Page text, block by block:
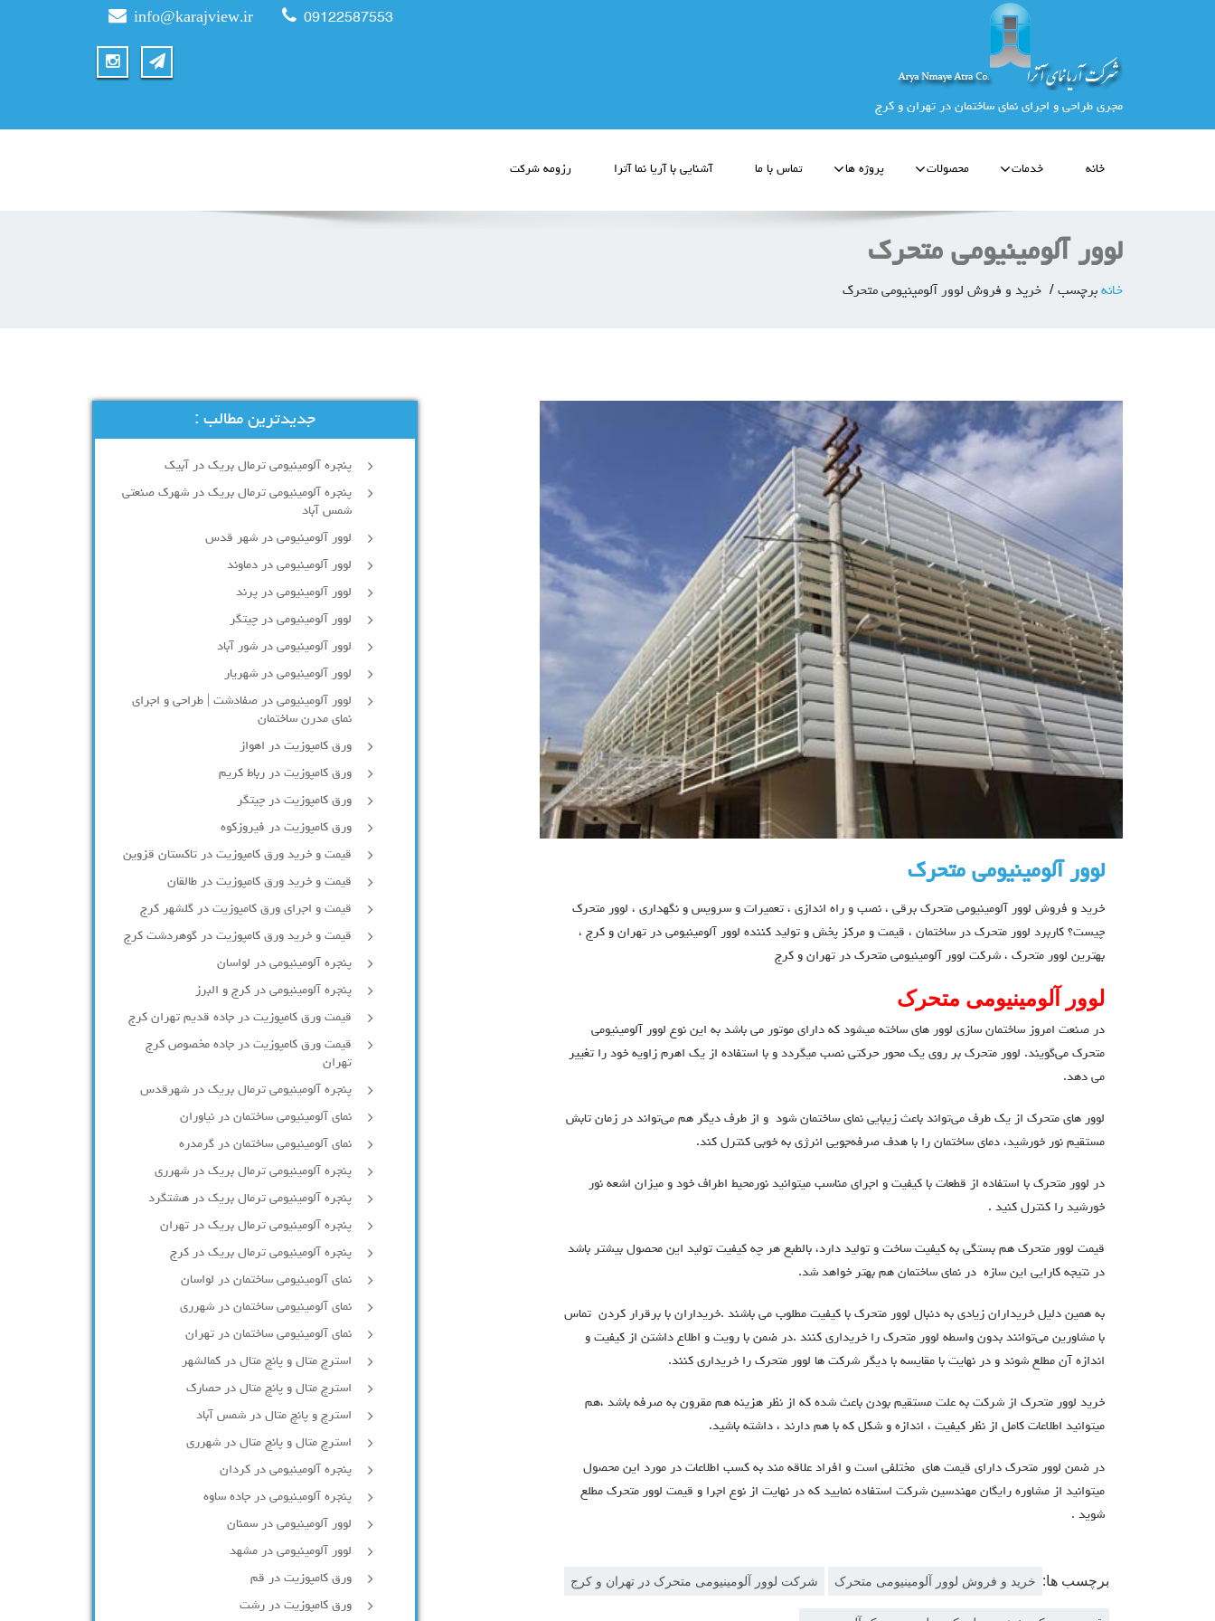
مجری طراحی و اجرای نمای ساختمان در تهران و کرج
info@karajview.ir 09122587553
خانه خدمات محصولات پروژه ها تماس با ما آشنایی با آریا نما آترا رزومه شرکت
لوور آلومینیومی متحرک
خانه برچسب خرید و فروش لوور آلومینیومی متحرک
لوور آلومینیومی متحرک
خرید و فروش لوور آلومینیومی متحرک برقی ، نصب و راه اندازی ، تعمیرات و سرویس و نگهداری ، لوور متحرک
چیست؟ کاربرد لوور متحرک در ساختمان ، قیمت و مرکز پخش و تولید کننده لوور آلومینیومی در تهران و کرج ،
بهترین لوور متحرک ، شرکت لوور آلومینیومی متحرک در تهران و کرج
لوور آلومینیومی متحرک
در صنعت امروز ساختمان سازی لوور های ساخته میشود که دارای موتور می باشد به این نوع لوور آلومینیومی
متحرک می‌گویند. لوور متحرک بر روی یک محور حرکتی نصب میگردد و با استفاده از یک اهرم زاویه خود را تغییر
می دهد.
لوور های متحرک از یک طرف می‌تواند باعث زیبایی نمای ساختمان شود و از طرف دیگر هم می‌تواند در زمان تابش
مستقیم نور خورشید، دمای ساختمان را با هدف صرفه‌جویی انرژی به خوبی کنترل کند.
در لوور متحرک با استفاده از قطعات با کیفیت و اجرای مناسب میتوانید نورمحیط اطراف خود و میزان اشعه نور
خورشید را کنترل کنید .
قیمت لوور متحرک هم بستگی به کیفیت ساخت و تولید دارد، بالطبع هر چه کیفیت تولید این محصول بیشتر باشد
در نتیجه کارایی این سازه در نمای ساختمان هم بهتر خواهد شد.
به همین دلیل خریداران زیادی به دنبال لوور متحرک با کیفیت مطلوب می باشند .خریداران با برقرار کردن تماس
با مشاورین می‌توانند بدون واسطه لوور متحرک را خریداری کنند .در ضمن با رویت و اطلاع داشتن از کیفیت و
اندازه آن مطلع شوند و در نهایت با مقایسه با دیگر شرکت ها لوور متحرک را خریداری کنند.
خرید لوور متحرک از شرکت به علت مستقیم بودن باعث شده که از نظر هزینه هم مقرون به صرفه باشد ،هم
میتوانید اطلاعات کامل از نظر کیفیت ، اندازه و شکل که با هم دارند ، داشته باشید.
در ضمن لوور متحرک دارای قیمت های مختلفی است و افراد علاقه مند به کسب اطلاعات در مورد این محصول
میتوانید از مشاوره رایگان مهندسین شرکت استفاده نمایید که در نهایت از نوع اجرا و قیمت لوور متحرک مطلع
شوید .
برچسب ها: خرید و فروش لوور آلومینیومی متحرک شرکت لوور آلومینیومی متحرک در تهران و کرج
جدیدترین مطالب :
پنجره آلومینیومی ترمال بریک در آبیک
پنجره آلومینیومی ترمال بریک در شهرک صنعتی
شمس آباد
لوور آلومینیومی در شهر قدس
لوور آلومینیومی در دماوند
لوور آلومینیومی در پرند
لوور آلومینیومی در چیتگر
لوور آلومینیومی در شور آباد
لوور آلومينيومي در شهريار
لوور آلومینیومی در صفادشت | طراحی و اجرای
نمای مدرن ساختمان
ورق کامپوزیت در اهواز
ورق کامپوزیت در رباط کریم
ورق کامپوزیت در چیتگر
ورق کامپوزیت در فیروزکوه
قیمت و خرید ورق کامپوزیت در تاکستان قزوین
قیمت و خرید ورق کامپوزیت در طالقان
قیمت و اجرای ورق کامپوزیت در گلشهر کرج
قیمت و خرید ورق کامپوزیت در گوهردشت کرج
پنجره آلومینیومی در لواسان
پنجره آلومینیومی در کرج و البرز
قیمت ورق کامپوزیت در جاده قدیم تهران کرج
قیمت ورق کامپوزیت در جاده مخصوص کرج
تهران
پنجره آلومینیومی ترمال بریک در شهرقدس
نمای آلومینیومی ساختمان در نیاوران
نمای آلومینیومی ساختمان در گرمدره
پنجره آلومینیومی ترمال بریک در شهرری
پنجره آلومینیومی ترمال بریک در هشتگرد
پنجره آلومینیومی ترمال بریک در تهران
پنجره آلومینیومی ترمال بریک در کرج
نمای آلومینیومی ساختمان در لواسان
نمای آلومینیومی ساختمان در شهرری
نمای آلومینیومی ساختمان در تهران
استرچ متال و پانچ متال در کمالشهر
استرچ متال و پانچ متال در حصارك
استرچ و پانچ متال در شمس آباد
استرچ متال و پانچ متال در شهرری
پنجره آلومینیومی در کردان
پنجره آلومینیومی در جاده ساوه
لوور آلومینیومی در سمنان
لوور آلومینیومی در مشهد
ورق کامپوزیت در قم
ورق کامپوزیت در رشت